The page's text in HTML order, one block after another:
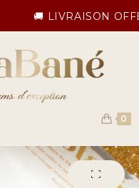
🚚 LIVRAISON OFFERTE
0